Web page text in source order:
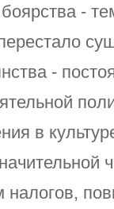
-
-
в
налогов,